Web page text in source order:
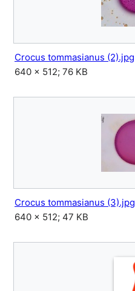
Crocus tommasianus (2).jpg
640 × 512; 76 KB
Crocus tommasianus (3).jpg
640 × 512; 47 KB